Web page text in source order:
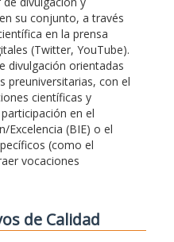
su conjunto, a través
en la prensa
(Twitter, YouTube).
divulgación orientadas
preuniversitarias, con el
científicas y
en el
Excelencia (BIE) o el
(como el
vocaciones
de Calidad